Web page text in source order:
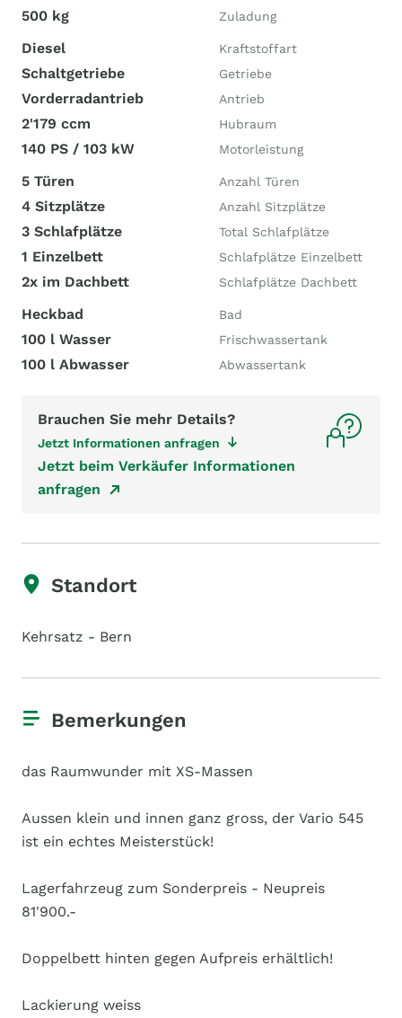
500 kg Zuladung
Diesel Kraftstoffart
Schaltgetriebe Getriebe
Vorderradantrieb Antrieb
2'179 ccm Hubraum
140 PS / 103 kW Motorleistung
5 Türen Anzahl Türen
4 Sitzplätze Anzahl Sitzplätze
3 Schlafplätze Total Schlafplätze
1 Einzelbett Schlafplätze Einzelbett
2x im Dachbett Schlafplätze Dachbett
Heckbad Bad
100 l Wasser Frischwassertank
100 l Abwasser Abwassertank
Brauchen Sie mehr Details?
Jetzt Informationen anfragen
Jetzt beim Verkäufer Informationen
anfragen
Standort
Kehrsatz - Bern
Bemerkungen
das Raumwunder mit XS-Massen
Aussen klein und innen ganz gross, der Vario 545
ist ein echtes Meisterstück!
Lagerfahrzeug zum Sonderpreis - Neupreis
81'900.-
Doppelbett hinten gegen Aufpreis erhältlich!
Lackierung weiss